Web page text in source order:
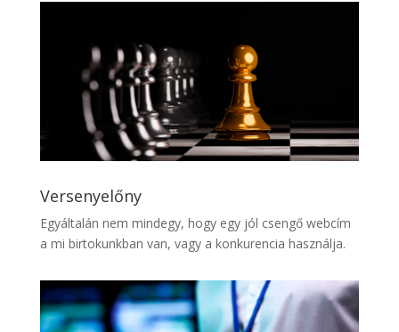
Versenyelőny
Egyáltalán nem mindegy, hogy egy jól csengő webcím
a mi birtokunkban van, vagy a konkurencia használja.